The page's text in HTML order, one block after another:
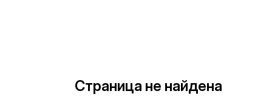
Страница не найдена